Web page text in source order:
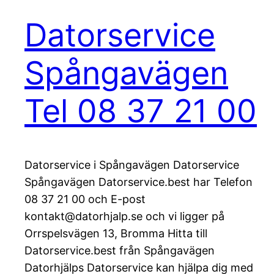
Datorservice
Spångavägen
Tel 08 37 21 00
Datorservice i Spångavägen Datorservice
Spångavägen Datorservice.best har Telefon
08 37 21 00 och E-post
kontakt@datorhjalp.se och vi ligger på
Orrspelsvägen 13, Bromma Hitta till
Datorservice.best från Spångavägen
Datorhjälps Datorservice kan hjälpa dig med